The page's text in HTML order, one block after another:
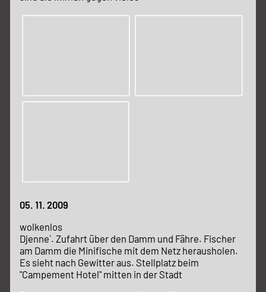
05. 11. 2009
wolkenlos
Djenne´. Zufahrt über den Damm und Fähre. Fischer
am Damm die Minifische mit dem Netz herausholen.
Es sieht nach Gewitter aus. Stellplatz beim
"Campement Hotel" mitten in der Stadt